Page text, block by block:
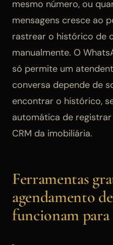
mesmo número, ou
mensagens cresce ao
rastrear o histórico de
manualmente. O
só permite um
conversa depende de
encontrar o histórico,
automática de
CRM da imobiliária.
Ferramentas
agendamento
funcionam